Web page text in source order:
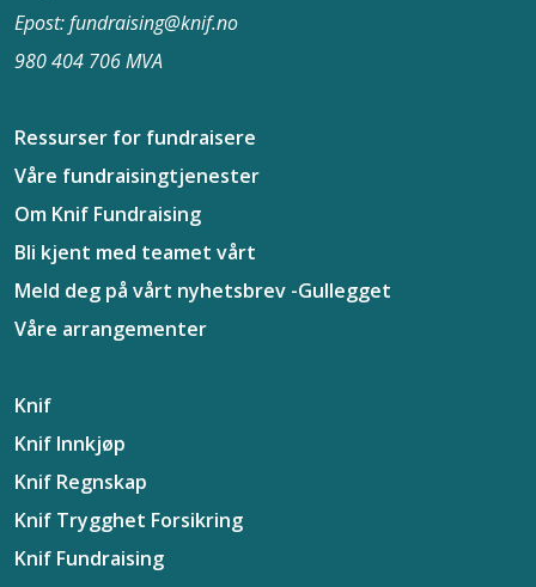
Epost: fundraising@knif.no
980 404 706 MVA
Ressurser for fundraisere
Våre fundraisingtjenester
Om Knif Fundraising
Bli kjent med teamet vårt
Meld deg på vårt nyhetsbrev -Gullegget
Våre arrangementer
Knif
Knif Innkjøp
Knif Regnskap
Knif Trygghet Forsikring
Knif Fundraising